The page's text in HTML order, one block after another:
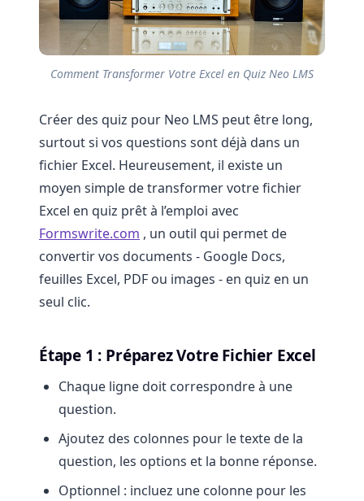
Comment Transformer Votre Excel en Quiz Neo LMS
Créer des quiz pour Neo LMS peut être long,
surtout si vos questions sont déjà dans un
fichier Excel. Heureusement, il existe un
moyen simple de transformer votre fichier
Excel en quiz prêt à l’emploi avec
Formswrite.com , un outil qui permet de
convertir vos documents - Google Docs,
feuilles Excel, PDF ou images - en quiz en un
seul clic.
Étape 1 : Préparez Votre Fichier Excel
Chaque ligne doit correspondre à une
question.
Ajoutez des colonnes pour le texte de la
question, les options et la bonne réponse.
Optionnel : incluez une colonne pour les